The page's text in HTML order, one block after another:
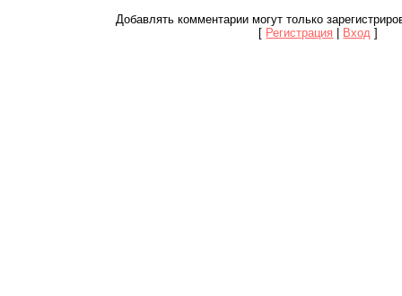
Добавлять комментарии могут только
[ Регистрация Вход ]